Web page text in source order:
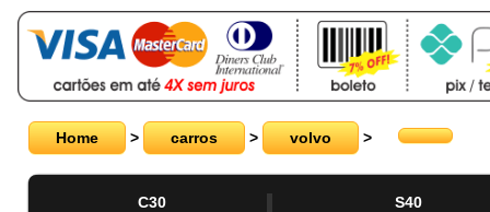
Home > carros > volvo >
C30 S40